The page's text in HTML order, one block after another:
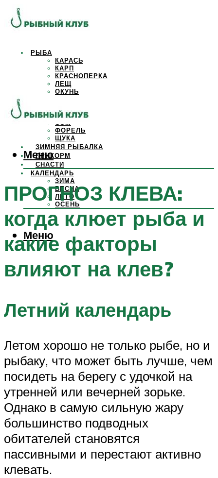
РЫБА
КАРАСЬ
КАРП
КРАСНОПЕРКА
ЛЕЩ
ОКУНЬ
САЗАН
СОМ
ФОРЕЛЬ
ЩУКА
ЗИМНЯЯ РЫБАЛКА
ПРИКОРМ
СНАСТИ
КАЛЕНДАРЬ
ЗИМА
ВЕСНА
ЛЕТО
ОСЕНЬ
Меню
Меню
ПРОГНОЗ КЛЕВА:
когда клюет рыба и
какие факторы
влияют на клев?
Летний календарь
Летом хорошо не только рыбе, но и
рыбаку, что может быть лучше, чем
посидеть на берегу с удочкой на
утренней или вечерней зорьке.
Однако в самую сильную жару
большинство подводных
обитателей становятся
пассивными и перестают активно
клевать.